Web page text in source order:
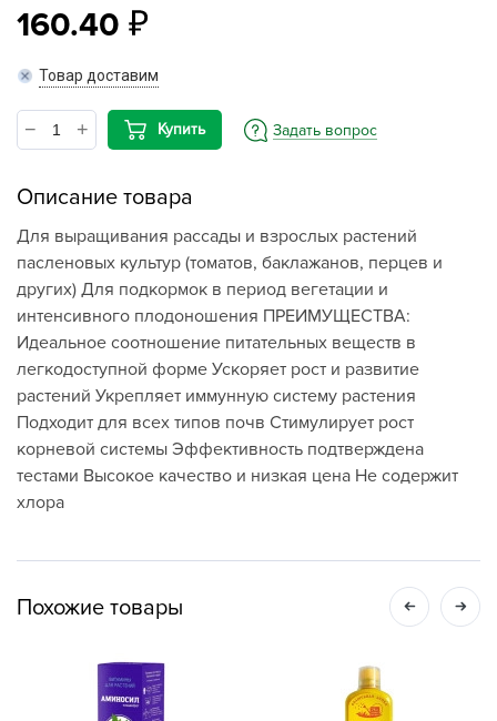
160.40
Товар доставим
Купить Задать вопрос
Описание товара
Для выращивания рассады и взрослых растений
пасленовых культур (томатов, баклажанов, перцев и
других) Для подкормок в период вегетации и
интенсивного плодоношения ПРЕИМУЩЕСТВА:
Идеальное соотношение питательных веществ в
легкодоступной форме Ускоряет рост и развитие
растений Укрепляет иммунную систему растения
Подходит для всех типов почв Стимулирует рост
корневой системы Эффективность подтверждена
тестами Высокое качество и низкая цена Не содержит
хлора
Похожие товары